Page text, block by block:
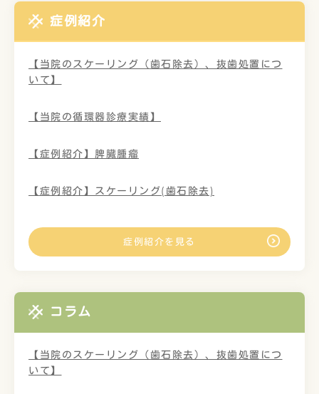
症例紹介
【当院のスケーリング（歯石除去）、抜歯処置につ
いて】
【当院の循環器診療実績】
【症例紹介】脾臓腫瘤
【症例紹介】スケーリング(歯石除去)
症例紹介を見る
コラム
【当院のスケーリング（歯石除去）、抜歯処置につ
いて】